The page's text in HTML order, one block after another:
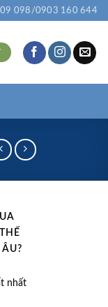
098/0903 160 644
nhất